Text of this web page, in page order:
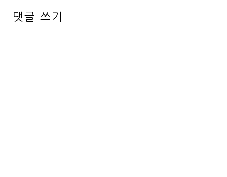
댓글 쓰기